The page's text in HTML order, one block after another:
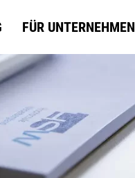
FÜR UNTERNEHMEN